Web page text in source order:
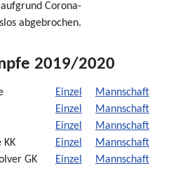
Corona-
abgebrochen.
2019/2020
Einzel
Mannschaft
Einzel
Mannschaft
Einzel
Mannschaft
KK
Einzel
Mannschaft
GK
Einzel Mannschaft